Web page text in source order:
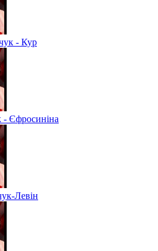
- Кур
- Єфросиніна
Левін